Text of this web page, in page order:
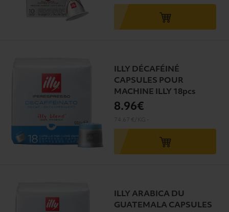
ILLY DÉCAFÉINÉ
CAPSULES POUR
MACHINE ILLY 18pcs
8.96€
ILLY ARABICA DU
GUATEMALA CAPSULES